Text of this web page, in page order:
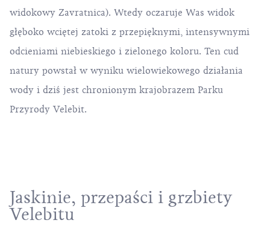
widokowy Zavratnica). Wtedy oczaruje Was widok
głęboko wciętej zatoki z przepięknymi, intensywnymi
odcieniami niebieskiego i zielonego koloru. Ten cud
natury powstał w wyniku wielowiekowego działania
wody i dziś jest chronionym krajobrazem Parku
Przyrody Velebit.
Jaskinie, przepaści i grzbiety
Velebitu